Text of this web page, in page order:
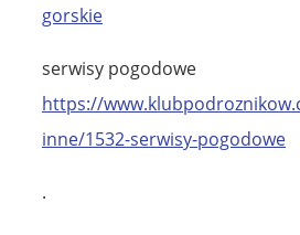
gorskie
serwisy pogodowe
https://
inne/1532-serwisy-pogodowe
.